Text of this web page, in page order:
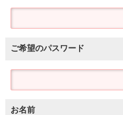
ご希望のパスワード
お名前